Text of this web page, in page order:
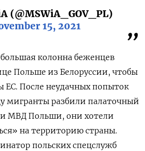
(@MSWiA_GOV_PL)
15, 2021
колонна беженцев
Польше из Белоруссии, чтобы
ЕС. После неудачных попыток
мигранты разбили палаточный
МВД Польши, они хотели
на территорию страны.
польских спецслужб